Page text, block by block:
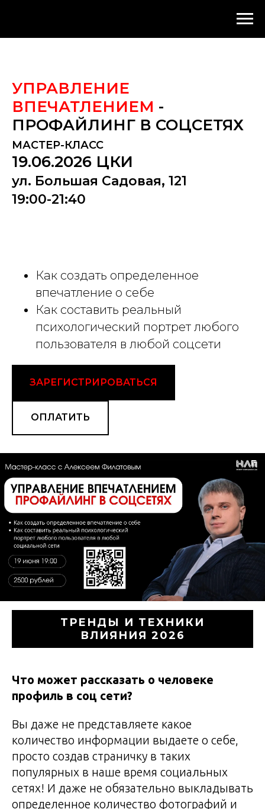
УПРАВЛЕНИЕ
ВПЕЧАТЛЕНИЕМ -
ПРОФАЙЛИНГ В СОЦСЕТЯХ
МАСТЕР-КЛАСС
19.06.2026 ЦКИ
ул. Большая Садовая, 121
19:00-21:40
Как создать определенное
впечатление о себе
Как составить реальный
психологический портрет любого
пользователя в любой соцсети
ЗАРЕГИСТРИРОВАТЬСЯ
ОПЛАТИТЬ
ТРЕНДЫ И ТЕХНИКИ
ВЛИЯНИЯ 2026
Что может рассказать о человеке
профиль в соц сети?
Вы даже не представляете какое
количество информации выдаете о себе,
просто создав страничку в таких
популярных в наше время социальных
сетях! И даже не обязательно выкладывать
определенное количество фотографий и